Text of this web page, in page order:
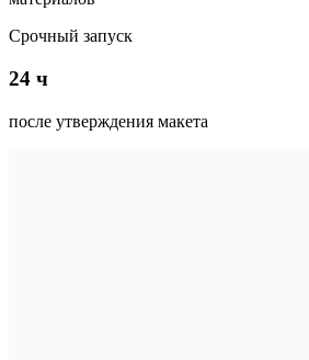
Срочный запуск
24 ч
после утверждения макета